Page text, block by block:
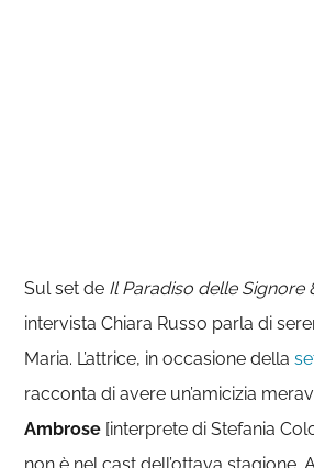
Sul set de Il Paradiso delle Signore
intervista Chiara Russo parla di
Maria. L’attrice, in occasione della
racconta di avere un’amicizia
Ambrose [interprete di Stefania